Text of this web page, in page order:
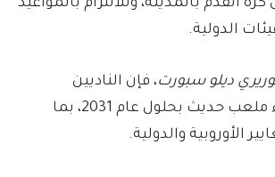
القدم بالمدينة، وللالتزام بالمواعيد
الدولية.
ديلو سبورت، فإن الناديين
يخططان لإنشاء ملعب حديث بحلول عام 2031، بما
الأوروبية والدولية.